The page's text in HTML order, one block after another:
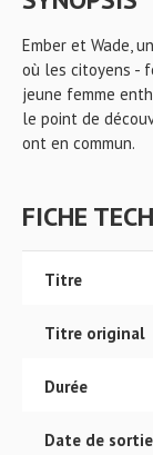
Ember et Wade,
où les citoyens -
jeune femme
le point de
ont en commun.
FICHE
Titre
Titre original
Durée
Date de sortie